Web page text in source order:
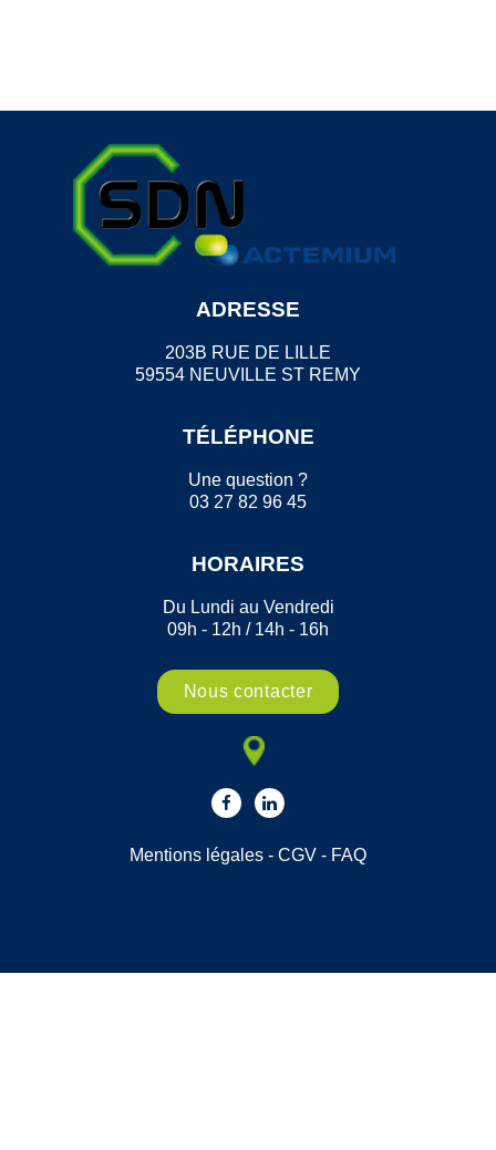
ADRESSE
203B RUE DE LILLE
59554 NEUVILLE ST REMY
TÉLÉPHONE
Une question ?
03 27 82 96 45
HORAIRES
Du Lundi au Vendredi
09h - 12h / 14h - 16h
Nous contacter
Mentions légales - CGV - FAQ